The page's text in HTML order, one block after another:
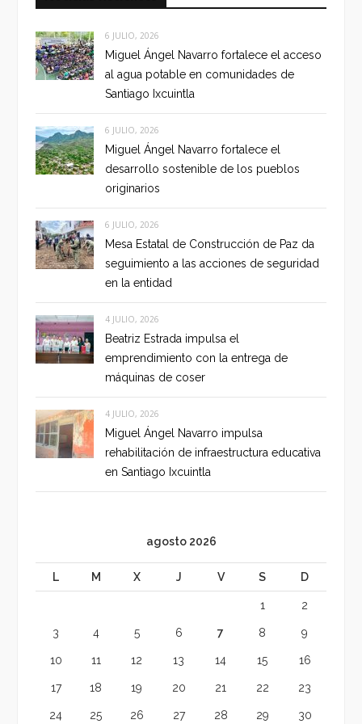
6 JULIO, 2026
Miguel Ángel Navarro fortalece el acceso
al agua potable en comunidades de
Santiago Ixcuintla
6 JULIO, 2026
Miguel Ángel Navarro fortalece el
desarrollo sostenible de los pueblos
originarios
6 JULIO, 2026
Mesa Estatal de Construcción de Paz da
seguimiento a las acciones de seguridad
en la entidad
4 JULIO, 2026
Beatriz Estrada impulsa el
emprendimiento con la entrega de
máquinas de coser
4 JULIO, 2026
Miguel Ángel Navarro impulsa
rehabilitación de infraestructura educativa
en Santiago Ixcuintla
agosto 2026
L M X J V S D
1 2
3 4 5 6 7 8 9
10 11 12 13 14 15 16
17 18 19 20 21 22 23
24 25 26 27 28 29 30